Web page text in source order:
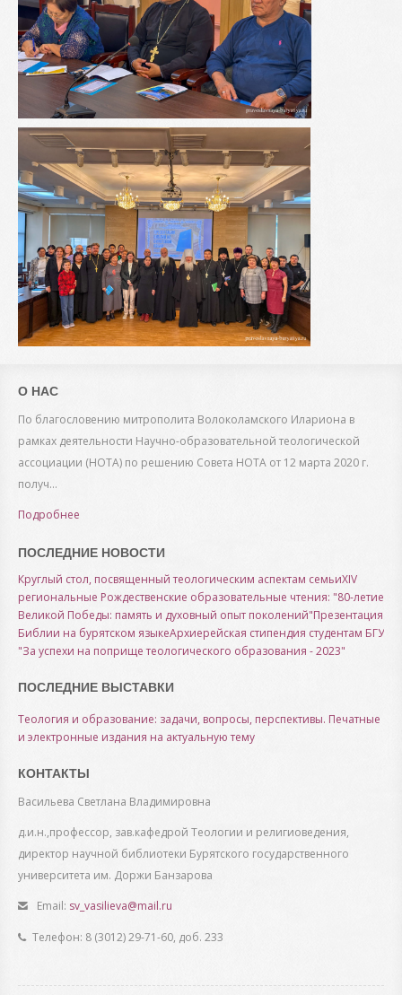
О НАС
По благословению митрополита Волоколамского Илариона в
рамках деятельности Научно-образовательной теологической
ассоциации (НОТА) по решению Совета НОТА от 12 марта 2020 г.
получ...
Подробнее
ПОСЛЕДНИЕ НОВОСТИ
Круглый стол, посвященный теологическим аспектам семьиXIV
региональные Рождественские образовательные чтения: "80-летие
Великой Победы: память и духовный опыт поколений"Презентация
Библии на бурятском языкеАрхиерейская стипендия студентам БГУ
"За успехи на поприще теологического образования - 2023"
ПОСЛЕДНИЕ ВЫСТАВКИ
Теология и образование: задачи, вопросы, перспективы. Печатные
и электронные издания на актуальную тему
КОНТАКТЫ
Васильева Светлана Владимировна
д.и.н.,профессор, зав.кафедрой Теологии и религиоведения,
директор научной библиотеки Бурятского государственного
университета им. Доржи Банзарова
Email: sv_vasilieva@mail.ru
Телефон: 8 (3012) 29-71-60, доб. 233